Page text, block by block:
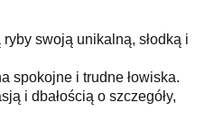
swoją unikalną, słodką i
spokojne i trudne łowiska.
i dbałością o szczegóły,